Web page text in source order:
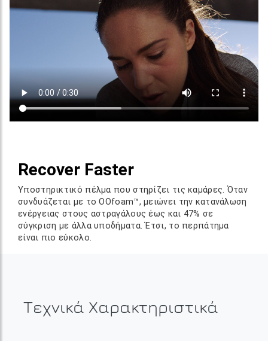
Recover Faster
Υποστηρικτικό πέλμα που στηρίζει τις καμάρες. Όταν
συνδυάζεται με το OOfoam™, μειώνει την κατανάλωση
ενέργειας στους αστραγάλους έως και 47% σε
σύγκριση με άλλα υποδήματα. Έτσι, το περπάτημα
είναι πιο εύκολο.
Τεχνικά Χαρακτηριστικά